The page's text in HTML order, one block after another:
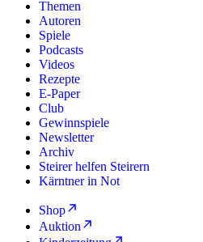
Themen
Autoren
Spiele
Podcasts
Videos
Rezepte
E-Paper
Club
Gewinnspiele
Newsletter
Archiv
Steirer helfen Steirern
Kärntner in Not
Shop
Auktion